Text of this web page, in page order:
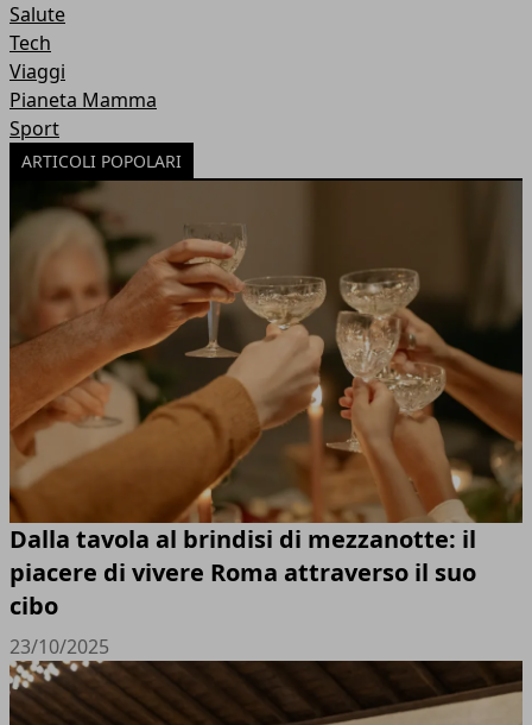
Salute
Tech
Viaggi
Pianeta Mamma
Sport
ARTICOLI POPOLARI
Dalla tavola al brindisi di mezzanotte: il
piacere di vivere Roma attraverso il suo
cibo
23/10/2025